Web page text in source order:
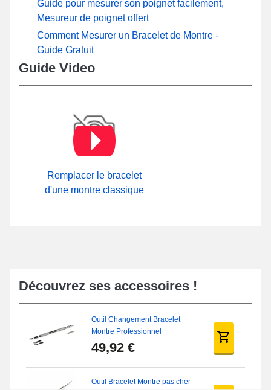
Guide pour mesurer son poignet facilement,
Mesureur de poignet offert
Comment Mesurer un Bracelet de Montre -
Guide Gratuit
Guide Video
Remplacer le bracelet
d'une montre classique
Découvrez ses accessoires !
Outil Changement Bracelet
Montre Professionnel
49,92 €
Outil Bracelet Montre pas cher